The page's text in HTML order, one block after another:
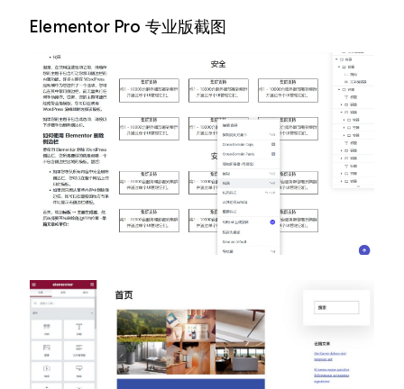
Elementor Pro 专业版截图